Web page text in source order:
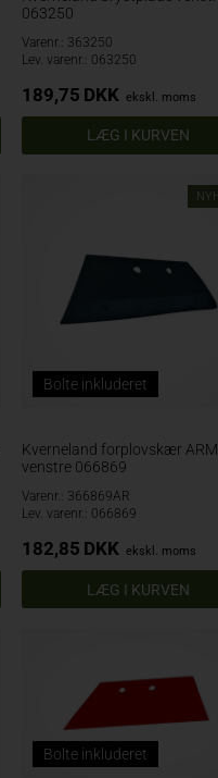
063250
Varenr.: 363250
Lev. varenr.: 063250
189,75 DKK ekskl. moms
Bolte inkluderet
Kverneland forplovskær
venstre 066869
Varenr.: 366869AR
Lev. varenr.: 066869
182,85 DKK ekskl. moms
Bolte inkluderet